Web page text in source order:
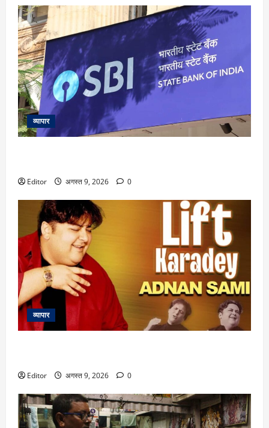
व्यापार
Editor अगस्त 9, 2026 0
व्यापार
Editor अगस्त 9, 2026 0